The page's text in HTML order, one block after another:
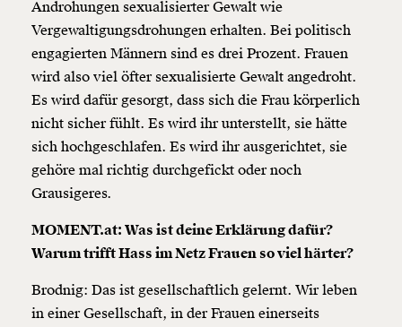
Androhungen sexualisierter Gewalt wie
Vergewaltigungsdrohungen erhalten. Bei politisch
engagierten Männern sind es drei Prozent. Frauen
wird also viel öfter sexualisierte Gewalt angedroht.
Es wird dafür gesorgt, dass sich die Frau körperlich
nicht sicher fühlt. Es wird ihr unterstellt, sie hätte
sich hochgeschlafen. Es wird ihr ausgerichtet, sie
gehöre mal richtig durchgefickt oder noch
Grausigeres.
MOMENT.at: Was ist deine Erklärung dafür?
Warum trifft Hass im Netz Frauen so viel härter?
Brodnig: Das ist gesellschaftlich gelernt. Wir leben
in einer Gesellschaft, in der Frauen einerseits